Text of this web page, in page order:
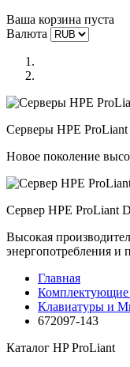
Ваша корзина пуста
Валюта
Серверы HPE ProLiant
Новое поколение
Сервер HPE ProLiant
Высокая
энергопотребления и
Главная
Комплектующие
Клавиатуры и
672097-143
Каталог HP ProLiant